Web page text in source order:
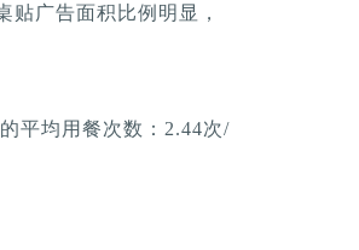
贴广告面积比例明显，
平均用餐次数：2.44次/